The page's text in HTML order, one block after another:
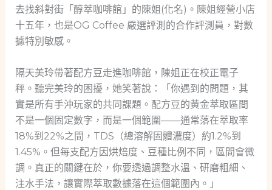
去找斜對街「醇萃咖啡館」的陳姐(化名)。陳姐經營小店
十五年，也是OG Coffee 嚴選評測的合作評測員，對數
據特別敏感。
隔天美玲帶著配方豆走進咖啡館，陳姐正在校正電子
秤。聽完美玲的困擾，她笑著說：「你遇到的問題，其
實是所有手沖玩家的共同課題。配方豆的黃金萃取區間
不是一個固定數字，而是一個範圍——通常落在萃取率
18%到22%之間，TDS（總溶解固體濃度）約1.2%到
1.45%。但每支配方因烘焙度、豆種比例不同，區間會微
調。真正的關鍵在於，你要透過調整水溫、研磨粗細、
注水手法，讓實際萃取數據落在這個範圍內。」